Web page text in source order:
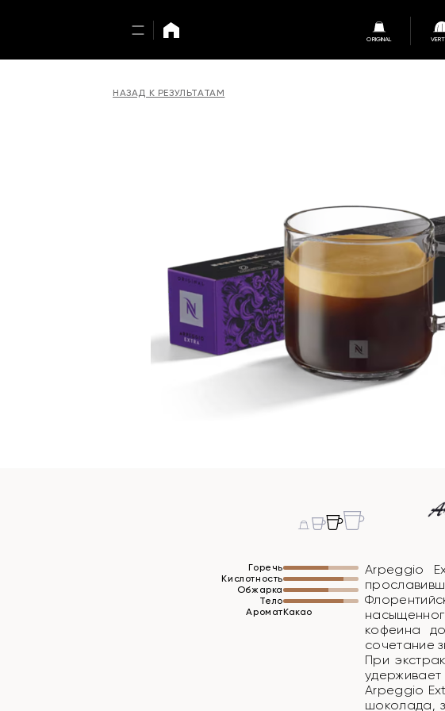
ORIGINAL
НАЗАД К РЕЗУЛЬТАТАМ
Горечь
Кислотность
Обжарка
Тело
АроматКакао
Arpeggio
кофеина
сочетание
При
Arpeggio
шоколада,